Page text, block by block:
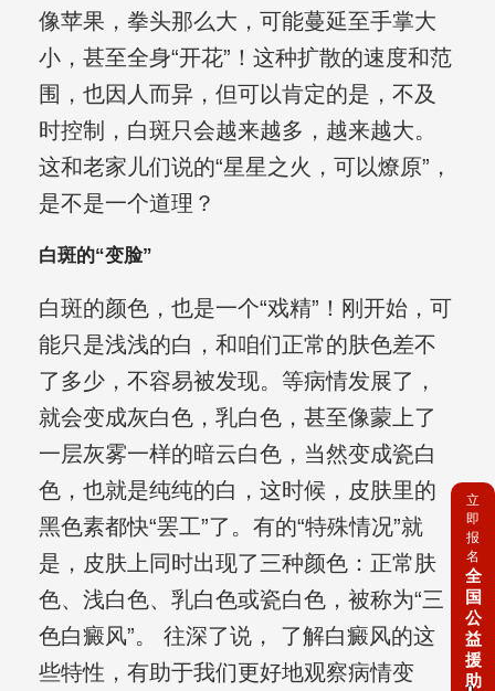
像苹果，拳头那么大，可能蔓延至手掌大
小，甚至全身“开花”！这种扩散的速度和范
围，也因人而异，但可以肯定的是，不及
时控制，白斑只会越来越多，越来越大。
这和老家儿们说的“星星之火，可以燎原”，
是不是一个道理？
白斑的“变脸”
白斑的颜色，也是一个“戏精”！刚开始，可
能只是浅浅的白，和咱们正常的肤色差不
了多少，不容易被发现。等病情发展了，
就会变成灰白色，乳白色，甚至像蒙上了
一层灰雾一样的暗云白色，当然变成瓷白
色，也就是纯纯的白，这时候，皮肤里的
黑色素都快“罢工”了。有的“特殊情况”就
是，皮肤上同时出现了三种颜色：正常肤
色、浅白色、乳白色或瓷白色，被称为“三
色白癜风”。 往深了说， 了解白癜风的这
些特性，有助于我们更好地观察病情变
立
即
报
名
全
国
公
益
援
助